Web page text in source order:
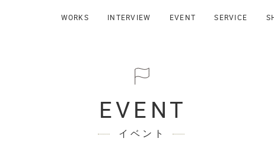
WORKS INTERVIEW EVENT SERVICE
EVENT
イベント